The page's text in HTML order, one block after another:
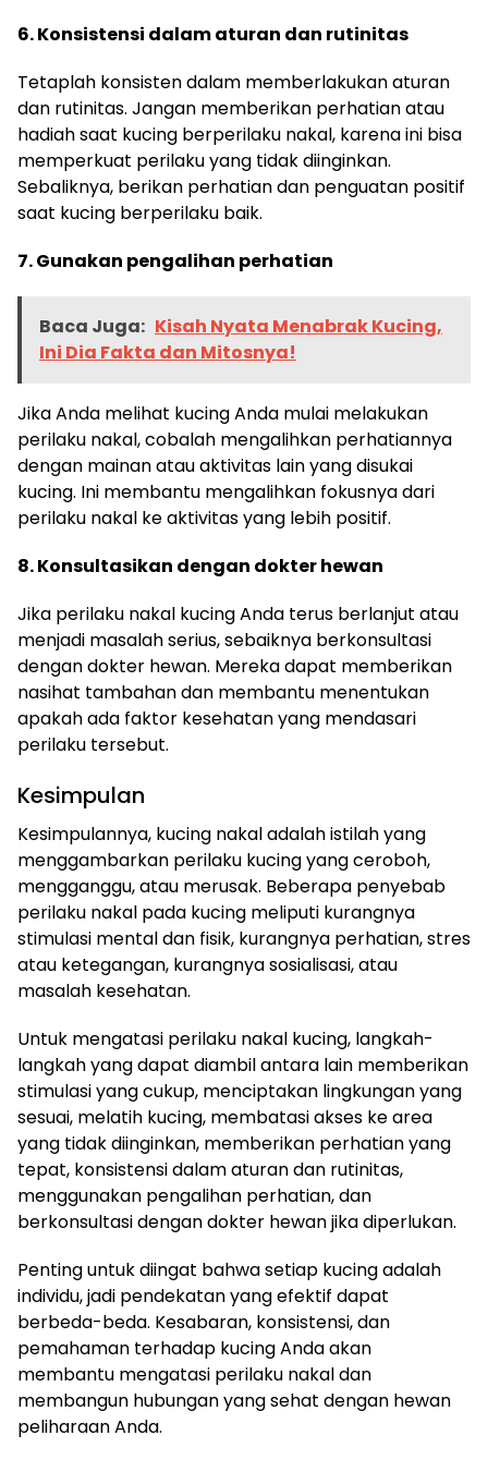
6. Konsistensi dalam aturan dan rutinitas
Tetaplah konsisten dalam memberlakukan aturan
dan rutinitas. Jangan memberikan perhatian atau
hadiah saat kucing berperilaku nakal, karena ini bisa
memperkuat perilaku yang tidak diinginkan.
Sebaliknya, berikan perhatian dan penguatan positif
saat kucing berperilaku baik.
7. Gunakan pengalihan perhatian
Baca Juga: Kisah Nyata Menabrak Kucing,
Ini Dia Fakta dan Mitosnya!
Jika Anda melihat kucing Anda mulai melakukan
perilaku nakal, cobalah mengalihkan perhatiannya
dengan mainan atau aktivitas lain yang disukai
kucing. Ini membantu mengalihkan fokusnya dari
perilaku nakal ke aktivitas yang lebih positif.
8. Konsultasikan dengan dokter hewan
Jika perilaku nakal kucing Anda terus berlanjut atau
menjadi masalah serius, sebaiknya berkonsultasi
dengan dokter hewan. Mereka dapat memberikan
nasihat tambahan dan membantu menentukan
apakah ada faktor kesehatan yang mendasari
perilaku tersebut.
Kesimpulan
Kesimpulannya, kucing nakal adalah istilah yang
menggambarkan perilaku kucing yang ceroboh,
mengganggu, atau merusak. Beberapa penyebab
perilaku nakal pada kucing meliputi kurangnya
stimulasi mental dan fisik, kurangnya perhatian, stres
atau ketegangan, kurangnya sosialisasi, atau
masalah kesehatan.
Untuk mengatasi perilaku nakal kucing, langkah-
langkah yang dapat diambil antara lain memberikan
stimulasi yang cukup, menciptakan lingkungan yang
sesuai, melatih kucing, membatasi akses ke area
yang tidak diinginkan, memberikan perhatian yang
tepat, konsistensi dalam aturan dan rutinitas,
menggunakan pengalihan perhatian, dan
berkonsultasi dengan dokter hewan jika diperlukan.
Penting untuk diingat bahwa setiap kucing adalah
individu, jadi pendekatan yang efektif dapat
berbeda-beda. Kesabaran, konsistensi, dan
pemahaman terhadap kucing Anda akan
membantu mengatasi perilaku nakal dan
membangun hubungan yang sehat dengan hewan
peliharaan Anda.